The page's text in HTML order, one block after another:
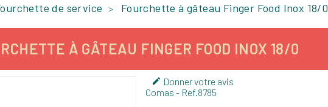
de service Fourchette à gâteau Finger Food Inox 18/0
À GÂTEAU FINGER FOOD INOX 18/0
 Donner votre avis
Comas - Ref. 8785